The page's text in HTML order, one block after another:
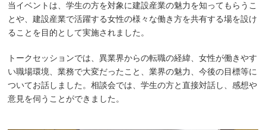
当イベントは、学生の方を対象に建設産業の魅力を知ってもらうこ
とや、建設産業で活躍する女性の様々な働き方を共有する場を設け
ることを目的として実施されました。
トークセッションでは、異業界からの転職の経緯、女性が働きやす
い職場環境、業務で大変だったこと、業界の魅力、今後の目標等に
ついてお話しました。相談会では、学生の方と直接対話し、感想や
意見を伺うことができました。